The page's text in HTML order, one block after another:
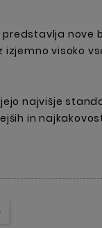
predstavlja nove
izjemno visoko
najvišje
in